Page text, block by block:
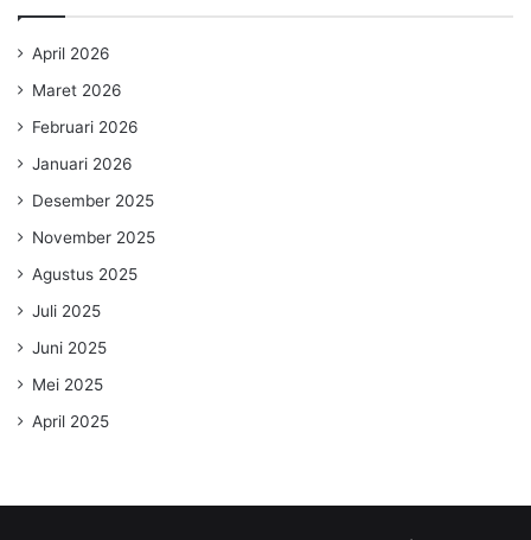
April 2026
Maret 2026
Februari 2026
Januari 2026
Desember 2025
November 2025
Agustus 2025
Juli 2025
Juni 2025
Mei 2025
April 2025